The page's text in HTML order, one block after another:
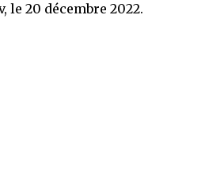
le 20 décembre 2022.